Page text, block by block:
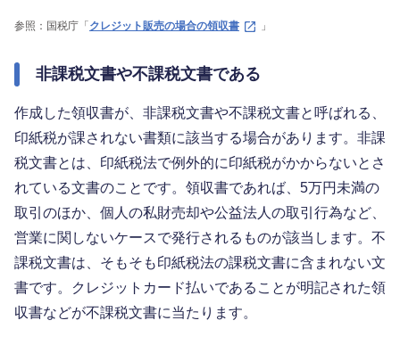
参照：国税庁「 クレジット販売の場合の領収書 」
非課税文書や不課税文書である
作成した領収書が、非課税文書や不課税文書と呼ばれる、
印紙税が課されない書類に該当する場合があります。非課
税文書とは、印紙税法で例外的に印紙税がかからないとさ
れている文書のことです。領収書であれば、5万円未満の
取引のほか、個人の私財売却や公益法人の取引行為など、
営業に関しないケースで発行されるものが該当します。不
課税文書は、そもそも印紙税法の課税文書に含まれない文
書です。クレジットカード払いであることが明記された領
収書などが不課税文書に当たります。